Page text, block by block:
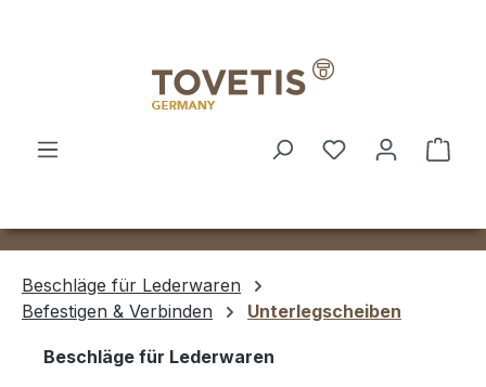
Beschläge für Lederwaren
Befestigen & Verbinden
Unterlegscheiben
Beschläge für Lederwaren